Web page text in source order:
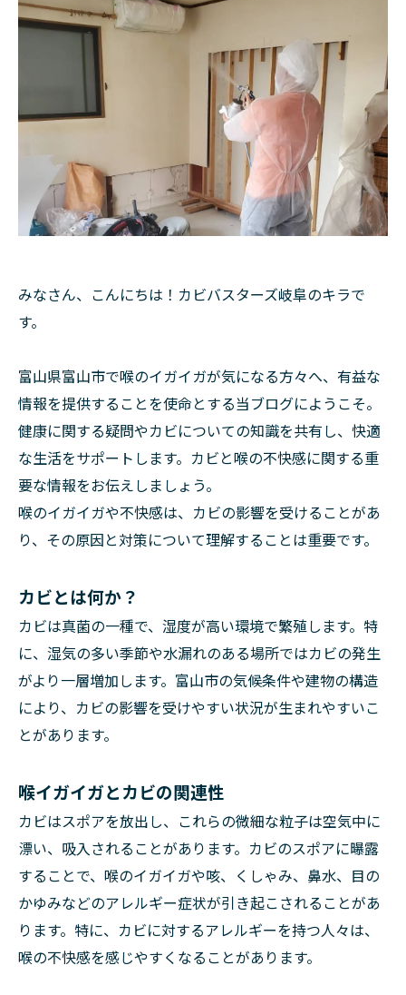
みなさん、こんにちは！カビバスターズ岐阜のキラで
す。
富山県富山市で喉のイガイガが気になる方々へ、有益な
情報を提供することを使命とする当ブログにようこそ。
健康に関する疑問やカビについての知識を共有し、快適
な生活をサポートします。カビと喉の不快感に関する重
要な情報をお伝えしましょう。
喉のイガイガや不快感は、カビの影響を受けることがあ
り、その原因と対策について理解することは重要です。
カビとは何か？
カビは真菌の一種で、湿度が高い環境で繁殖します。特
に、湿気の多い季節や水漏れのある場所ではカビの発生
がより一層増加します。富山市の気候条件や建物の構造
により、カビの影響を受けやすい状況が生まれやすいこ
とがあります。
喉イガイガとカビの関連性
カビはスポアを放出し、これらの微細な粒子は空気中に
漂い、吸入されることがあります。カビのスポアに曝露
することで、喉のイガイガや咳、くしゃみ、鼻水、目の
かゆみなどのアレルギー症状が引き起こされることがあ
ります。特に、カビに対するアレルギーを持つ人々は、
喉の不快感を感じやすくなることがあります。